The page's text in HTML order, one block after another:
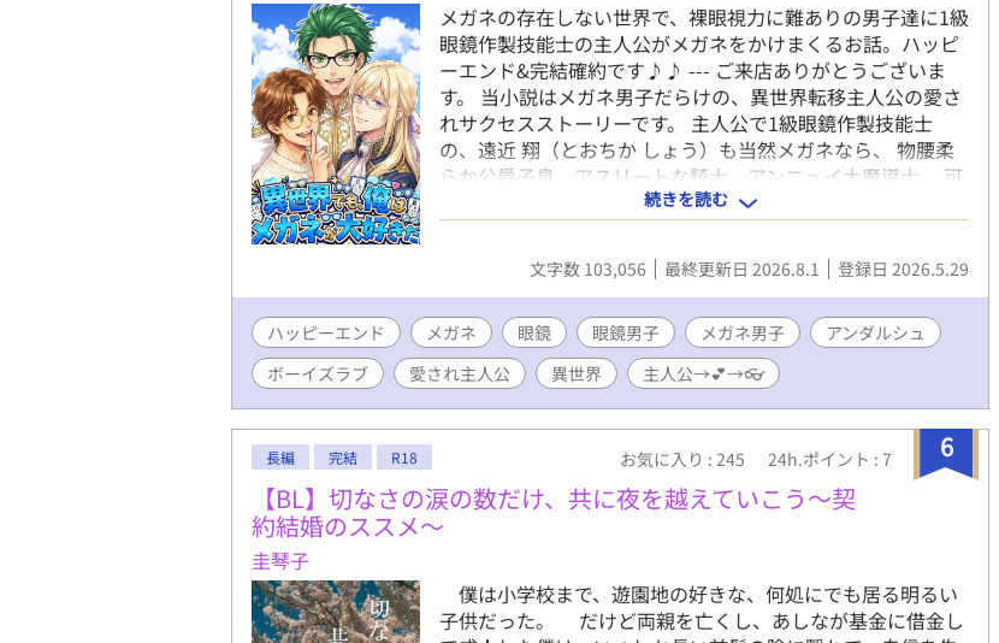
メガネの存在しない世界で、裸眼視力に難ありの男子達に1級
眼鏡作製技能士の主人公がメガネをかけまくるお話。ハッピ
ーエンド&完結確約です♪♪ --- ご来店ありがとうございま
す。 当小説はメガネ男子だらけの、異世界転移主人公の愛さ
れサクセスストーリーです。 主人公で1級眼鏡作製技能士
の、遠近 翔（とおちか しょう）も当然メガネなら、 物腰柔
らか公爵子息、アスリートな騎士、アンニュイ大魔導士、 可
愛い少年皇太子、ダンディ宰相、マッドな研究者、果ては人
外に至る迄、 登場する男子のことごとくにメガネをかけまく
るお話です。 心の痛む描写はほとんどありませんので、 メガ
ネ男子を愛する皆様は、どうぞごゆっくりお楽しみくださ
続きを読む
文字数 103,056 最終更新日 2026.8.1 登録日 2026.5.29
ハッピーエンド メガネ 眼鏡 眼鏡男子 メガネ男子
アンダルシュ
ボーイズラブ
愛され主人公 異世界 主人公→💕→👓
6
長編 完結 R18 お気に入り : 245 24h.ポイント : 7
【BL】切なさの涙の数だけ、共に夜を越えていこう～契
約結婚のススメ～
圭琴子
僕は小学校まで、遊園地の好きな、何処にでも居る明るい
子供だった。 だけど両親を亡くし、あしなが基金に借金し